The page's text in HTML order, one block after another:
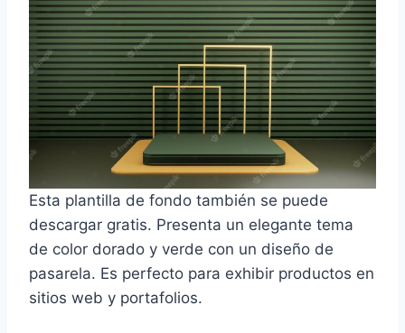
Esta plantilla de fondo también se puede
descargar gratis. Presenta un elegante tema
de color dorado y verde con un diseño de
pasarela. Es perfecto para exhibir productos en
sitios web y portafolios.